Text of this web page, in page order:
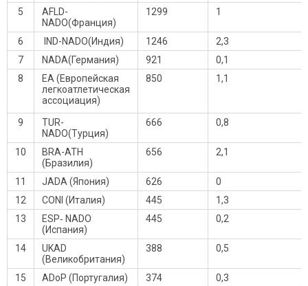
5
AFLD-
NADO(Франция)
1299 1
6 IND-NADO(Индия) 1246
2,3
7
NADA(Германия) 921
0,1
8
EA (Европейская
легкоатлетическая
ассоциация)
850 1,1
9
TUR-
NADO(Турция)
666 0,8
10
BRA-ATH
(Бразилия)
656 2,1
11 JADA (Япония) 626
0
12
CONI (Италия) 445
1,3
13
ESP‐ NADO
(Испания)
445 0,2
14
UKAD
(Великобритания)
388 0,5
15 ADoP (Португалия) 374 0,3